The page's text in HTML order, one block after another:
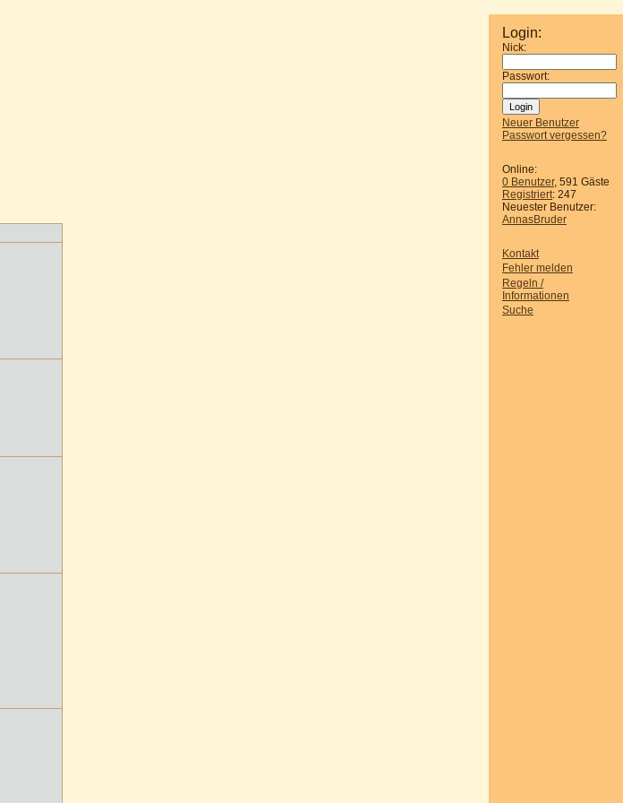
Login:
Nick:
Passwort:
Neuer Benutzer
Passwort vergessen?
Online:
0 Benutzer, 591 Gäste
Registriert: 247
Neuester Benutzer:
AnnasBruder
Kontakt
Fehler melden
Regeln /
Informationen
Suche